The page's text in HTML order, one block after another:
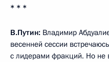
* * *
В.Путин: Владимир
весенней сессии
с лидерами фракций. Но не